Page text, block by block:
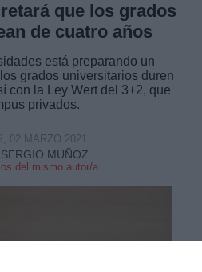
que los grados
de cuatro años
está preparando un
grados universitarios duren
con la Ley Wert del 3+2, que
privados.
MUÑOZ
del mismo autor/a
02 MARZO 2021